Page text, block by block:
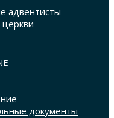
адвентисты
документы